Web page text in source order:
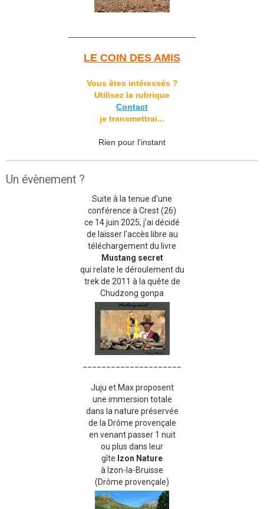
LE COIN DES AMIS
Vous êtes intéressés ?
Utilisez la rubrique
Contact
je transmettrai...
Rien pour l'instant
Un évènement ?
Suite à la tenue d'une
conférence à Crest (26)
ce 14 juin 2025, j'ai décidé
de laisser l'accès libre au
téléchargement du livre
Mustang secret
qui relate le déroulement du
trek de 2011 à la quête de
Chudzong gonpa
Juju et Max proposent
une immersion totale
dans la nature préservée
de la Drôme provençale
en venant passer 1 nuit
ou plus dans leur
gîte Izon Nature
à Izon-la-Bruisse
(Drôme provençale)